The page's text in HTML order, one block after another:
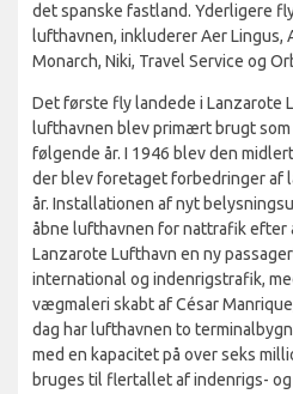
det spanske fastland. Yderligere
lufthavnen, inkluderer Aer Lingus,
Monarch, Niki, Travel Service og
Det første fly landede i Lanzarote
lufthavnen blev primært brugt
følgende år. I 1946 blev den
der blev foretaget forbedringer af
år. Installationen af nyt
åbne lufthavnen for nattrafik efter
Lanzarote Lufthavn en ny
international og indenrigstrafik,
vægmaleri skabt af César
dag har lufthavnen to
med en kapacitet på over seks
bruges til flertallet af indenrigs-